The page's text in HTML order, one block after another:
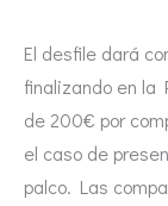
El desfile dará
finalizando en la
de 200€ por
el caso de
palco. Las